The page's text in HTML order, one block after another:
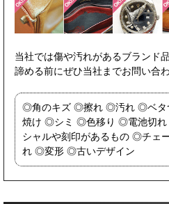
当社では傷や汚れがあるブランド
諦める前にぜひ当社までお問い合
角のキズ 擦れ 汚れ ベタ
焼け
シミ 色移り 電池切れ
シャルや刻印があるもの
チェ
れ
変形 古いデザイン